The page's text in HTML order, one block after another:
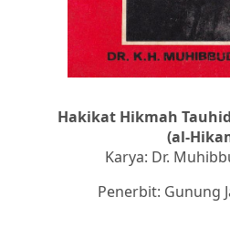
Hakikat Hikmah
(al-
Karya: Dr.
Penerbit: Gunung